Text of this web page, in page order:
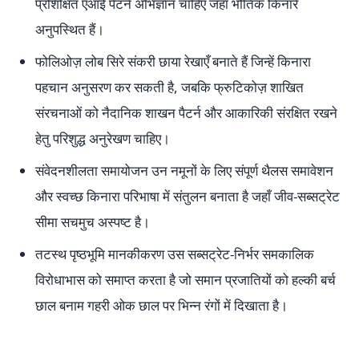
अनुपस्थित हैं।
फोलिओज़ लोब सिरे संकरी छाया रेखाएँ बनाते हैं जिन्हें किनारा
पहचान अनुसरण कर सकती है, जबकि फ्रुटिकोज़ शाखित
संरचनाओं को नैदानिक शाखन पैटर्न और आकारिकी संरक्षित रखने
हेतु परिशुद्ध अनुरेखण चाहिए।
संवेदनशीलता समायोजन उन नमूनों के लिए संपूर्ण थैलस समावेशन
और स्वच्छ किनारा परिभाषा में संतुलन बनाता है जहाँ जीव-सब्सट्रेट
सीमा सचमुच अस्पष्ट है।
तटस्थ पृष्ठभूमि मानकीकरण उस सब्सट्रेट-निर्भर समकालिक
विरोधाभास को समाप्त करता है जो समान प्रजातियों को हल्की बर्च
छाल बनाम गहरी ओक छाल पर भिन्न रंगों में दिखाता है।